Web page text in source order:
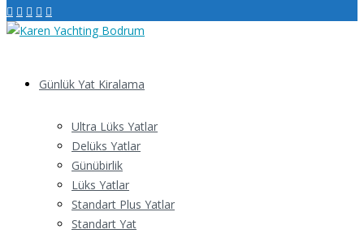
Günlük Yat Kiralama
Ultra Lüks Yatlar
Delüks Yatlar
Günübirlik
Lüks Yatlar
Standart Plus Yatlar
Standart Yat